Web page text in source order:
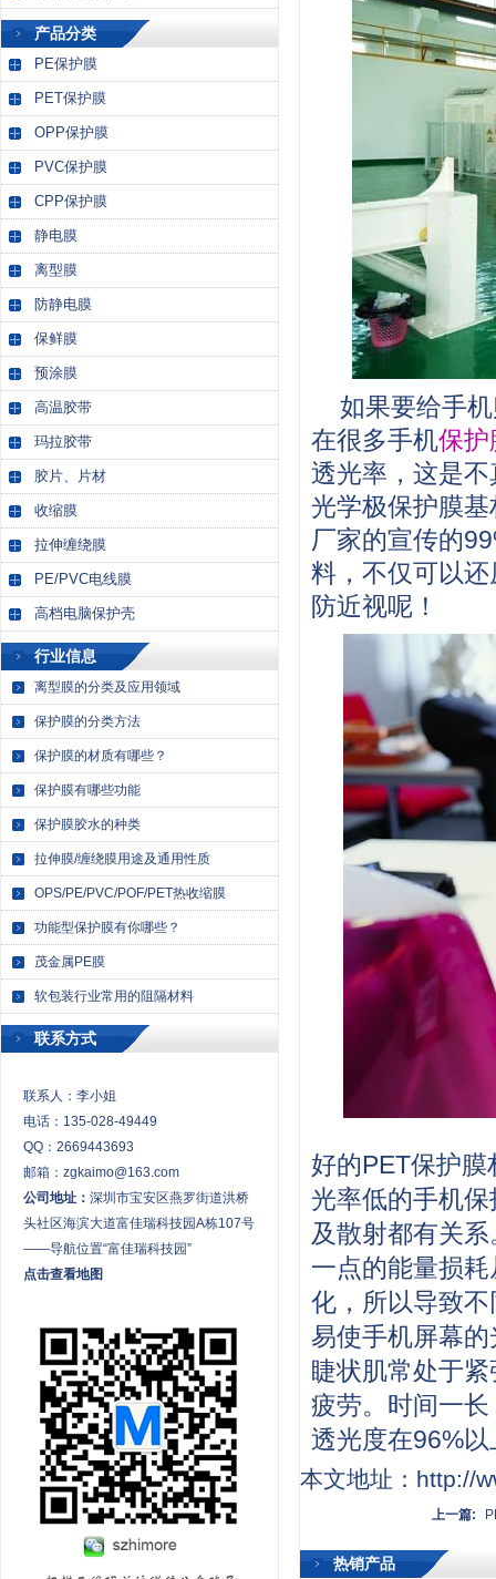
产品分类
PE保护膜
PET保护膜
OPP保护膜
PVC保护膜
CPP保护膜
静电膜
离型膜
防静电膜
保鲜膜
预涂膜
高温胶带
玛拉胶带
胶片、片材
收缩膜
拉伸缠绕膜
PE/PVC电线膜
高档电脑保护壳
行业信息
离型膜的分类及应用领域
保护膜的分类方法
保护膜的材质有哪些？
保护膜有哪些功能
保护膜胶水的种类
拉伸膜/缠绕膜用途及通用性质
OPS/PE/PVC/POF/PET热收缩膜
功能型保护膜有你哪些？
茂金属PE膜
软包装行业常用的阻隔材料
联系方式
联系人：李小姐
电话：135-028-49449
QQ：2669443693
邮箱：zgkaimo@163.com
公司地址： 深圳市宝安区燕罗街道洪桥
头社区海滨大道富佳瑞科技园A栋107号
——导航位置“富佳瑞科技园”
点击查看地图
如果要给手
在很多手机保护
透光率，这是
光学极保护膜
厂家的宣传的
料，不仅可以
防近视呢！
好的PET保护
光率低的手机
及散射都有关
一点的能量损
化，所以导致
易使手机屏幕
睫状肌常处于
疲劳。时间一
透光度在96%以
本文地址：http://
上一篇:
热销产品